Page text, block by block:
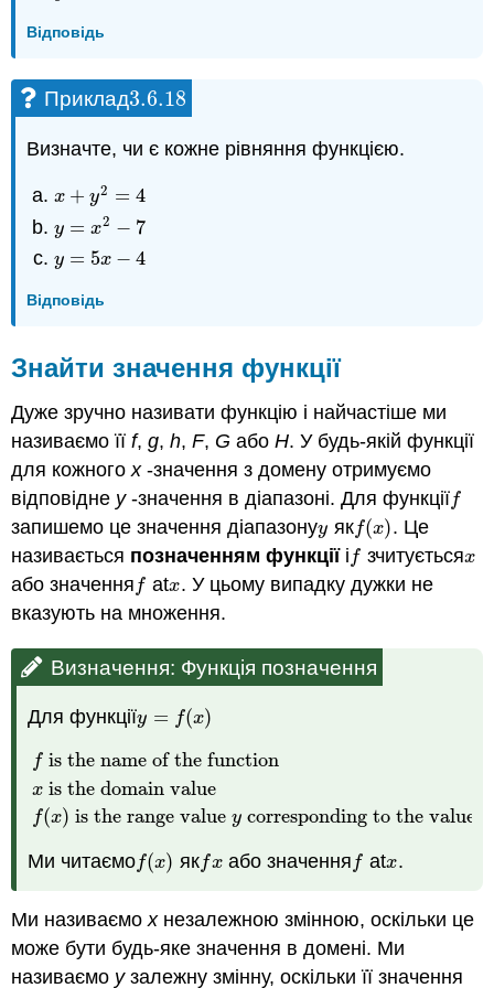
Відповідь
Приклад3.6.18
3.6.18
Визначте, чи є кожне рівняння функцією.
x + y2 = 4
x+y 2= 4
y = x2 − 7
y =x 2− 7
y = 5x − 4
y =5 x−4
Відповідь
Знайти значення функції
Дуже зручно називати функцію і найчастіше ми
називаємо їїf,g,h,F, G абоH. У будь-якій функції
для кожногоx-значення з домену отримуємо
відповідне y-значення в діапазоні. Для функціїf
f
запишемо це значення діапазонуy
y якf(x)
f(x) . Це
називається позначенням функціїі f
f зчитуєтьсяx
x
або значення f
f atx
x. У цьому випадку дужки не
вказують на множення.
Визначення: Функція позначення
Для функціїy = f(x)
y =f( x)
f is the name of the function
x is the domain value
f(x) is the range valuey corresponding to the value
is the name of the functionx
Ми читаємоf(x)
f(x) якf
f x
x або значення f
f atx
x.
Ми називаємоxнезалежною змінною, оскільки це
може бути будь-яке значення в домені. Ми
називаємо yзалежну змінну, оскільки її значення